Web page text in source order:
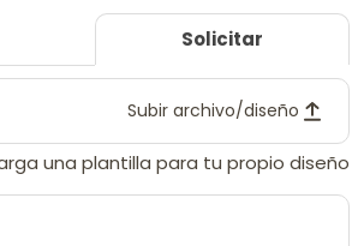
Solicitar
Subir archivo/diseño
una plantilla para tu propio diseño